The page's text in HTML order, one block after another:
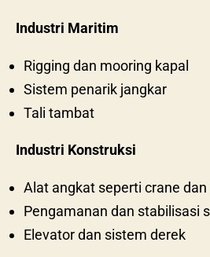
Industri Maritim
Rigging dan mooring kapal
Sistem penarik jangkar
Tali tambat
Industri Konstruksi
Alat angkat seperti crane
Pengamanan dan stabilisasi
Elevator dan sistem derek